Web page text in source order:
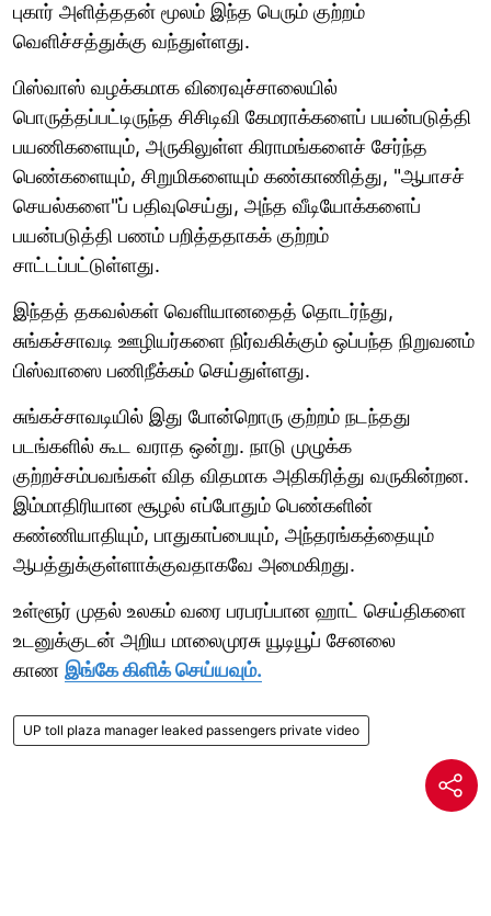
புகார் அளித்ததன் மூலம் இந்த பெரும் குற்றம்
வெளிச்சத்துக்கு வந்துள்ளது.
பிஸ்வாஸ் வழக்கமாக விரைவுச்சாலையில்
பொருத்தப்பட்டிருந்த சிசிடிவி கேமராக்களைப் பயன்படுத்தி
பயணிகளையும், அருகிலுள்ள கிராமங்களைச் சேர்ந்த
பெண்களையும், சிறுமிகளையும் கண்காணித்து, "ஆபாசச்
செயல்களை"ப் பதிவுசெய்து, அந்த வீடியோக்களைப்
பயன்படுத்தி பணம் பறித்ததாகக் குற்றம்
சாட்டப்பட்டுள்ளது.
இந்தத் தகவல்கள் வெளியானதைத் தொடர்ந்து,
சுங்கச்சாவடி ஊழியர்களை நிர்வகிக்கும் ஒப்பந்த நிறுவனம்
பிஸ்வாஸை பணிநீக்கம் செய்துள்ளது.
சுங்கச்சாவடியில் இது போன்றொரு குற்றம் நடந்தது
படங்களில் கூட வராத ஒன்று. நாடு முழுக்க
குற்றச்சம்பவங்கள் வித விதமாக அதிகரித்து வருகின்றன.
இம்மாதிரியான சூழல் எப்போதும் பெண்களின்
கண்ணியாதியும், பாதுகாப்பையும், அந்தரங்கத்தையும்
ஆபத்துக்குள்ளாக்குவதாகவே அமைகிறது.
உள்ளூர் முதல் உலகம் வரை பரபரப்பான ஹாட் செய்திகளை
உடனுக்குடன் அறிய மாலைமுரசு யூடியூப் சேனலை
காண இங்கே கிளிக் செய்யவும்.
UP toll plaza manager leaked passengers private video